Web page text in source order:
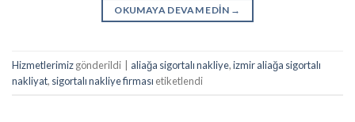
OKUMAYA DEVAM EDIN →
Hizmetlerimizgönderildi | aliağa sigortalı nakliye,izmir aliağa sigortalı
nakliyat, sigortalı nakliye firması etiketlendi